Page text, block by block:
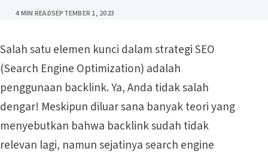
4 MIN READPUBLISHED
SEPTEMBER 1, 2023
Salah satu elemen kunci dalam strategiSEO
(Search Engine Optimization) adalah
penggunaan backlink. Ya, Anda tidak salah
dengar! Meskipun diluar sana banyak teori yang
menyebutkan bahwa backlink sudah tidak
relevan lagi, namun sejatinya search engine